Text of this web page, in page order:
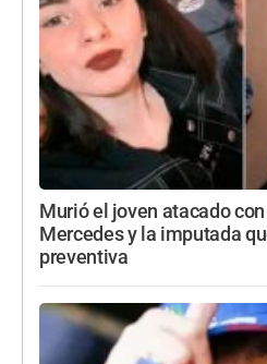
Murió el joven atacado
Mercedes y la imputada
preventiva